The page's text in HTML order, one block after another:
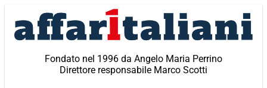
contenuto
Fondato nel 1996 da Angelo Maria Perrino
Direttore responsabile Marco Scotti